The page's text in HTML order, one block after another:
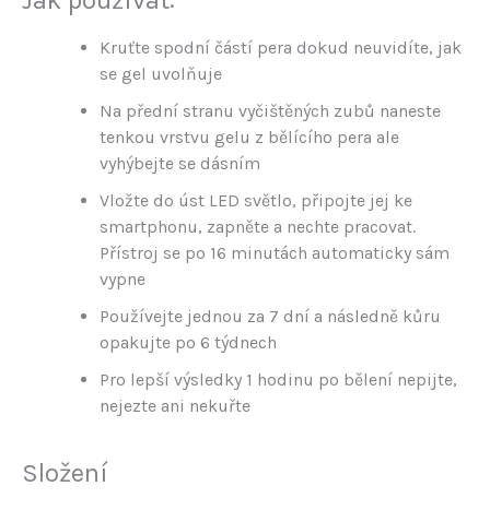
Kruťte spodní částí pera dokud neuvidíte, jak
se gel uvolňuje
Na přední stranu vyčištěných zubů naneste
tenkou vrstvu gelu z bělícího pera ale
vyhýbejte se dásním
Vložte do úst LED světlo, připojte jej ke
smartphonu, zapněte a nechte pracovat.
Přístroj se po 16 minutách automaticky sám
vypne
Používejte jednou za 7 dní a následně kůru
opakujte po 6 týdnech
Pro lepší výsledky 1 hodinu po bělení nepijte,
nejezte ani nekuřte
Složení